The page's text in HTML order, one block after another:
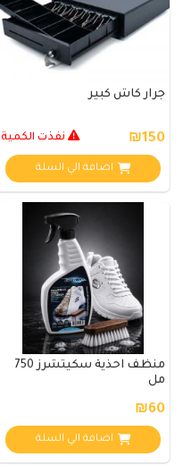
جرار كاش كبير
₪150 نفذت الكمية
اضافة الي السلة
منظف احذية سكيتشرز 750
مل
₪60
اضافة الي السلة